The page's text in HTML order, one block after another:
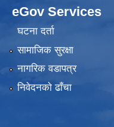
eGov Services
घटना दर्ता
सामाजिक सुरक्षा
नागरिक वडापत्र
निवेदनकाे ढाँचा